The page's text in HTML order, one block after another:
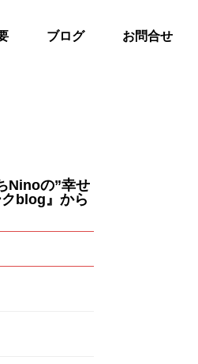
ブログ お問合せ
Ninoの”幸せ
blog』から